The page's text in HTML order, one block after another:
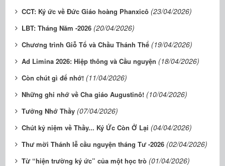
CCT: Ký ức về Đức Giáo hoàng Phanxicô (23/04/2026)
LBT: Tháng Năm -2026 (20/04/2026)
Chương trình Giỗ Tổ và Chầu Thánh Thể (19/04/2026)
Ad Limina 2026: Hiệp thông và Cầu nguyện (18/04/2026)
Còn chút gì để nhớ! (11/04/2026)
Những ghi nhớ về Cha giáo Augustinô! (10/04/2026)
Tưởng Nhớ Thầy (07/04/2026)
Chút kỷ niệm về Thầy... Ký Ức Còn Ở Lại (04/04/2026)
Thư mời Thánh lễ cầu nguyện tháng Tư -2026 (02/04/2026)
Từ “hiện trường ký ức” của một học trò (01/04/2026)